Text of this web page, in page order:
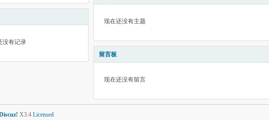
没有记录
现在还没有主题
留言板
现在还没有留言
X3.4 Licensed